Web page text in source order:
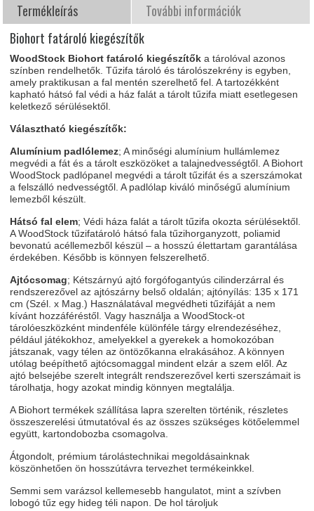
Termékleírás
További információk
Biohort fatároló kiegészítők
WoodStock Biohort fatároló kiegészítőka tárolóval azonos
színben rendelhetők. Tűzifa tároló és tárolószekrény is egyben,
amely praktikusan a fal mentén szerelhető fel. A tartozékként
kapható hátsó fal védi a ház falát a tárolt tűzifa miatt esetlegesen
keletkező sérülésektől.
Választható kiegészítők:
Alumínium padlólemez; A minőségi alumínium hullámlemez
megvédi a fát és a tárolt eszközöket a talajnedvességtől. A Biohort
WoodStock padlópanel megvédi a tárolt tűzifát és a szerszámokat
a felszálló nedvességtől. A padlólap kiváló minőségű alumínium
lemezből készült.
Hátsó fal elem; Védi háza falát a tárolt tűzifa okozta sérülésektől.
A WoodStock tűzifatároló hátsó fala tűzihorganyzott, poliamid
bevonatú acéllemezből készül – a hosszú élettartam garantálása
érdekében. Később is könnyen felszerelhető.
Ajtócsomag; Kétszárnyú ajtó forgófogantyús cilinderzárral és
rendszerezővel az ajtószárny belső oldalán; ajtónyílás: 135 x 171
cm (Szél. x Mag.) Használatával megvédheti tűzifáját a nem
kívánt hozzáféréstől. Vagy használja a WoodStock-ot
tárolóeszközként mindenféle különféle tárgy elrendezéséhez,
például játékokhoz, amelyekkel a gyerekek a homokozóban
játszanak, vagy télen az öntözőkanna elrakásához. A könnyen
utólag beépíthető ajtócsomaggal mindent elzár a szem elől. Az
ajtó belsejébe szerelt integrált rendszerezővel kerti szerszámait is
tárolhatja, hogy azokat mindig könnyen megtalálja.
A Biohort termékek szállítása lapra szerelten történik, részletes
összeszerelési útmutatóval és az összes szükséges kötőelemmel
együtt, kartondobozba csomagolva.
Átgondolt, prémium tárolástechnikai megoldásainknak
köszönhetően ön hosszútávra tervezhet termékeinkkel.
Semmi sem varázsol kellemesebb hangulatot, mint a szívben
lobogó tűz egy hideg téli napon. De hol tároljuk